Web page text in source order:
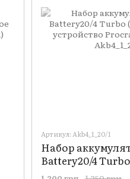
Артикул: Akb4_1_20/1
Набор
Battery20/4
зарядное